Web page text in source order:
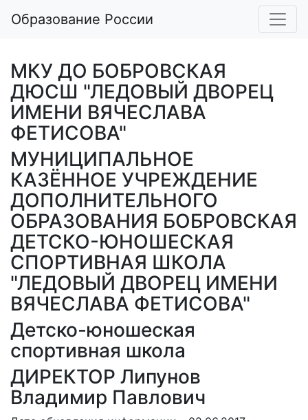
Образование России
МКУ ДО БОБРОВСКАЯ
ДЮСШ "ЛЕДОВЫЙ ДВОРЕЦ
ИМЕНИ ВЯЧЕСЛАВА
ФЕТИСОВА"
МУНИЦИПАЛЬНОЕ
КАЗЁННОЕ УЧРЕЖДЕНИЕ
ДОПОЛНИТЕЛЬНОГО
ОБРАЗОВАНИЯ БОБРОВСКАЯ
ДЕТСКО-ЮНОШЕСКАЯ
СПОРТИВНАЯ ШКОЛА
"ЛЕДОВЫЙ ДВОРЕЦ ИМЕНИ
ВЯЧЕСЛАВА ФЕТИСОВА"
Детско-юношеская
спортивная школа
ДИРЕКТОР Липунов
Владимир Павлович